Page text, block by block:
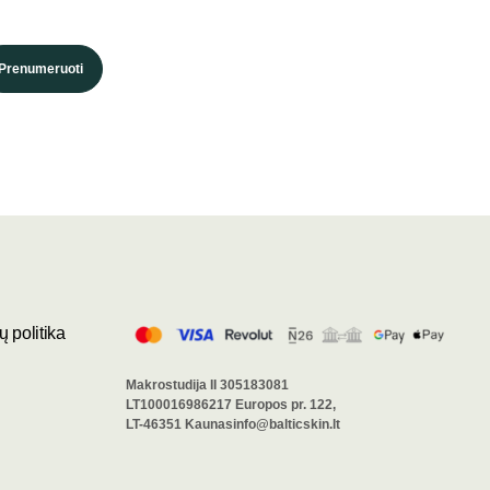
politika
Makrostudija II 305183081
LT100016986217 Europos pr. 122,
LT-46351 Kaunasinfo@balticskin.lt